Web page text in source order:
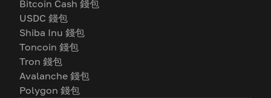
Bitcoin Cash 錢包
USDC 錢包
Shiba Inu 錢包
Toncoin 錢包
Tron 錢包
Avalanche 錢包
Polygon 錢包